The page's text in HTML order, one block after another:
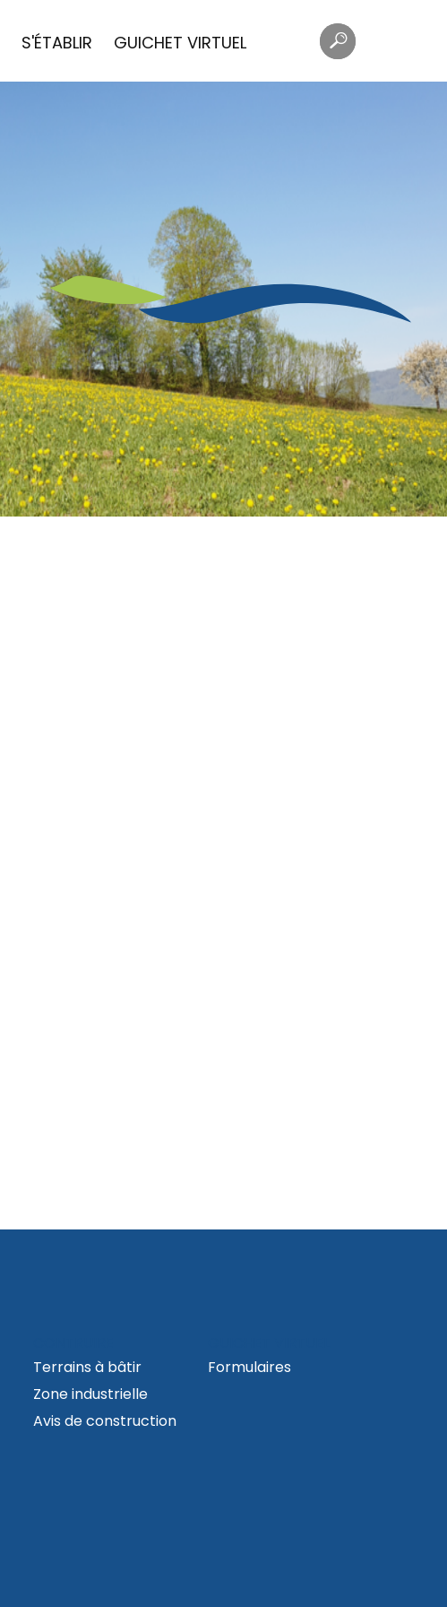
S'ÉTABLIR GUICHET VIRTUEL
Mots
clés
Rechercher
Terrains à bâtir
Zone industrielle
Avis de construction
Formulaires